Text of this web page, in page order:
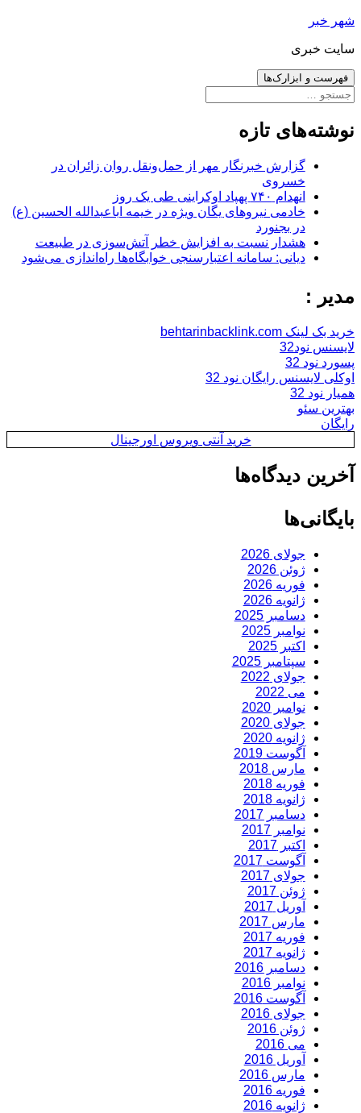
رفتن
نوشته‌ها
شهر خبر
سایت خبری
فهرست و ابزارک‌ها
جستجو
نوشته‌های تازه
گزارش خبرنگار مهر از حمل‌ونقل روان زائران در
خسروی
انهدام ۷۴۰ پهپاد اوکراینی طی یک روز
خادمی نیروهای یگان ویژه در خیمه اباعبدالله الحسین (ع)
در بجنورد
هشدار نسبت به افزایش خطر آتش‌سوزی در طبیعت
دیانی: سامانه اعتبارسنجی خوابگاه‌ها راه‌اندازی می‌شود
مدیر :
خرید بک لینک behtarinbacklink.com
لایسنس نود32
پسورد نود 32
اوکلی لایسنس رایگان نود 32
همیار نود 32
بهترین سئو
رایگان
خرید آنتی ویروس اورجینال
آخرین دیدگاه‌ها
بایگانی‌ها
جولای 2026
ژوئن 2026
فوریه 2026
ژانویه 2026
دسامبر 2025
نوامبر 2025
اکتبر 2025
سپتامبر 2025
جولای 2022
می 2022
نوامبر 2020
جولای 2020
ژانویه 2020
آگوست 2019
مارس 2018
فوریه 2018
ژانویه 2018
دسامبر 2017
نوامبر 2017
اکتبر 2017
آگوست 2017
جولای 2017
ژوئن 2017
آوریل 2017
مارس 2017
فوریه 2017
ژانویه 2017
دسامبر 2016
نوامبر 2016
آگوست 2016
جولای 2016
ژوئن 2016
می 2016
آوریل 2016
مارس 2016
فوریه 2016
ژانویه 2016